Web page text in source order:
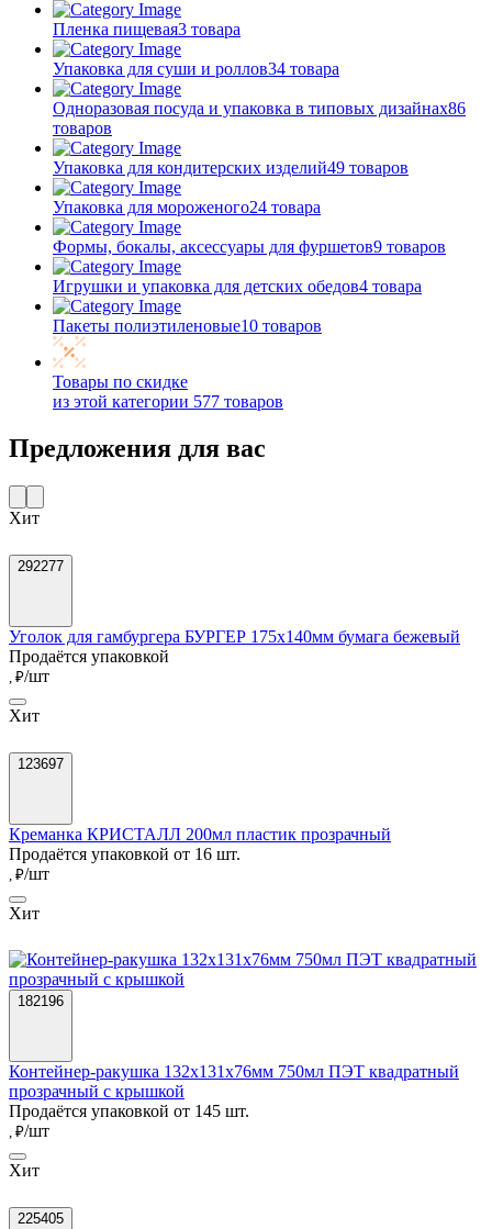
Пленка пищевая3 товара
Упаковка для суши и роллов34 товара
Одноразовая посуда и упаковка в типовых дизайнах86
товаров
Упаковка для кондитерских изделий49 товаров
Упаковка для мороженого24 товара
Формы, бокалы, аксессуары для фуршетов9 товаров
Игрушки и упаковка для детских обедов4 товара
Пакеты полиэтиленовые10 товаров
Товары по скидке
из этой категории 577 товаров
Предложения для вас
Хит
292277
Уголок для гамбургера БУРГЕР 175х140мм бумага бежевый
Продаётся упаковкой
, ₽/шт
Хит
123697
Креманка КРИСТАЛЛ 200мл пластик прозрачный
Продаётся упаковкой от 16 шт.
, ₽/шт
Хит
182196
Контейнер-ракушка 132x131x76мм 750мл ПЭТ квадратный
прозрачный с крышкой
Продаётся упаковкой от 145 шт.
, ₽/шт
Хит
225405